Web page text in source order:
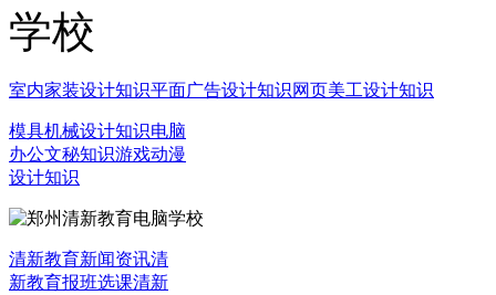
室内家装设计知识平面广告设计知识网页美工设计知识
模具机械设计知识电脑
办公文秘知识游戏动漫
设计知识
清新教育新闻资讯清
新教育报班选课清新